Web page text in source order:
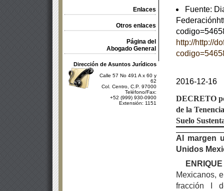
Enlaces
Otros enlaces
Página del
Abogado General
Dirección de Asuntos Jurídicos
Calle 57 No 491 A x 60 y
62
Col. Centro, C.P. 97000
Teléfono/Fax:
+52 (999) 930-0900
Extensión: 1151
Fuente:
http://http://
2016-12-16
DECRETO
de la
Suelo
Al margen
Unidos
Mexicanos,
fracción I